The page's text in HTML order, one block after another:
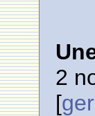
2
[